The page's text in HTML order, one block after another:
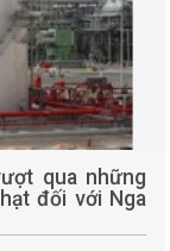
qua những
đối với Nga